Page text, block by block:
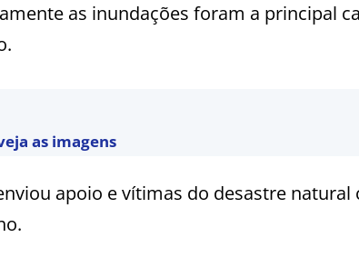
as inundações foram a principal
as imagens
apoio e vítimas do desastre natural